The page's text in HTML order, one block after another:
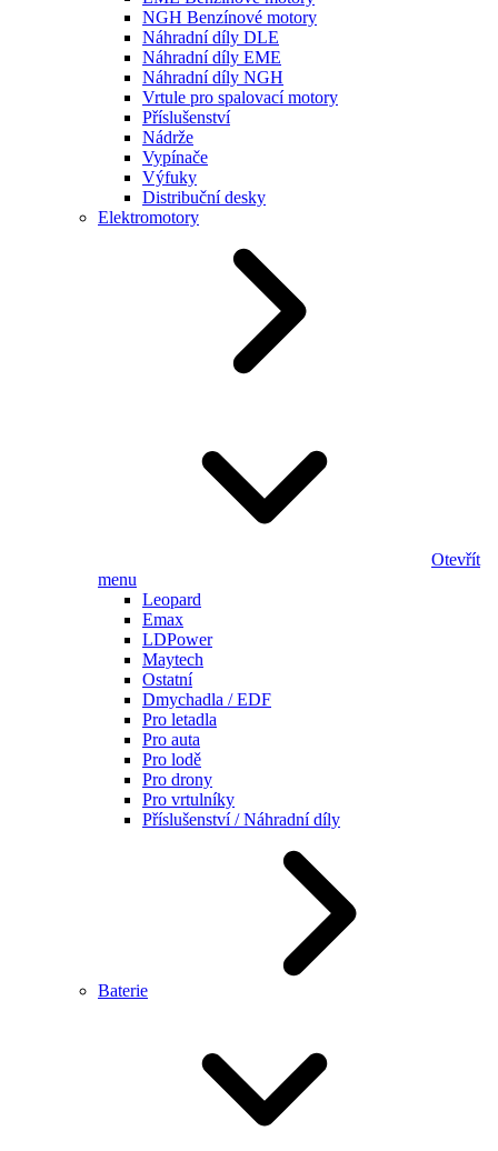
NGH Benzínové motory
Náhradní díly DLE
Náhradní díly EME
Náhradní díly NGH
Vrtule pro spalovací motory
Příslušenství
Nádrže
Vypínače
Výfuky
Distribuční desky
Elektromotory
Otevřít
menu
Leopard
Emax
LDPower
Maytech
Ostatní
Dmychadla / EDF
Pro letadla
Pro auta
Pro lodě
Pro drony
Pro vrtulníky
Příslušenství / Náhradní díly
Baterie